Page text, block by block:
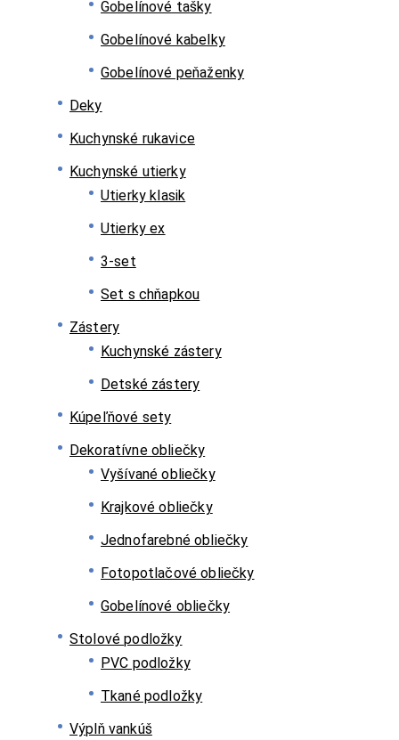
Gobelínové tašky
Gobelínové kabelky
Gobelínové peňaženky
Deky
Kuchynské rukavice
Kuchynské utierky
Utierky klasik
Utierky ex
3-set
Set s chňapkou
Zástery
Kuchynské zástery
Detské zástery
Kúpeľňové sety
Dekoratívne obliečky
Vyšívané obliečky
Krajkové obliečky
Jednofarebné obliečky
Fotopotlačové obliečky
Gobelínové obliečky
Stolové podložky
PVC podložky
Tkané podložky
Výplň vankúš